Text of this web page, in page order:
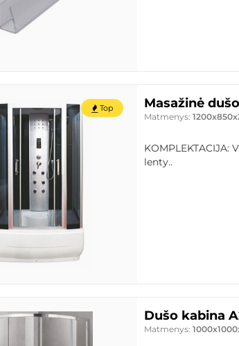
Top Masažinė
Matmenys:
KOMPLEKTACIJA:
lenty..
Dušo kabina
Matmenys: